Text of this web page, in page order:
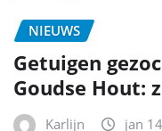
NIEUWS
Getuigen
Goudse Hout:
Karlijn jan